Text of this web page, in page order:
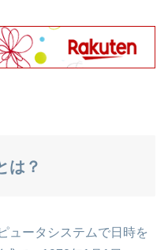
は？
ュータシステムで日時を